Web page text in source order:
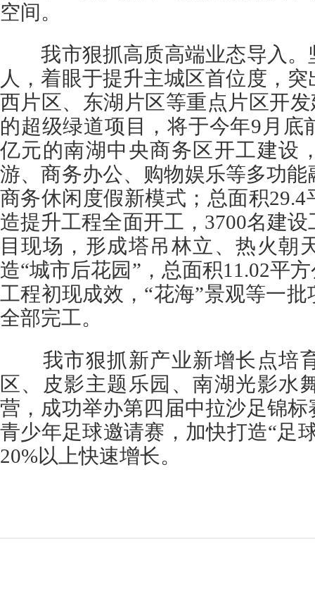
空间。
我市狠抓高质高端业态导入。
人，着眼于提升主城区首位度，
西片区、东湖片区等重点片区开
的超级绿道项目，将于今年9月底
亿元的南湖中央商务区开工建设
游、商务办公、购物娱乐等多功
商务休闲度假新模式；总面积
造提升工程全面开工，3700名建
目现场，形成塔吊林立、热火朝
造“城市后花园”，总面积11.02平
工程初现成效，“花海”景观等一
全部完工。
我市狠抓新产业新增长点培
区、皮影主题乐园、南湖光影水
营，成功举办第四届中拉沙足锦
青少年足球邀请赛，加快打造“足
20%以上快速增长。